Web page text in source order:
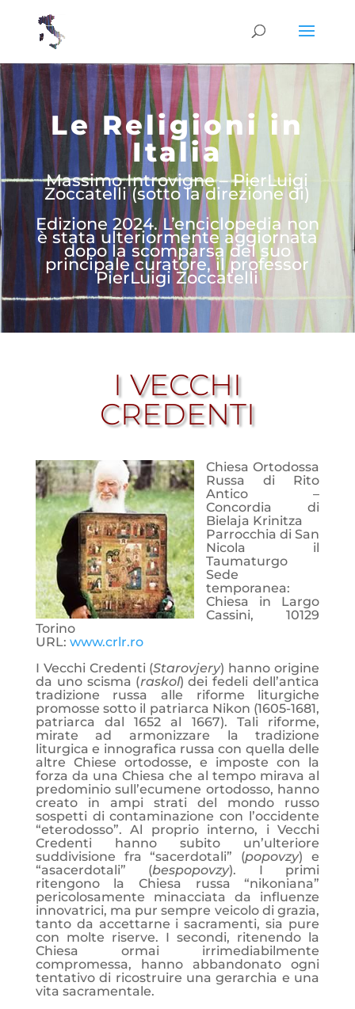
Le Religioni in
Italia
Massimo Introvigne – PierLuigi
Zoccatelli (sotto la direzione di)
Edizione 2024. L’enciclopedia non
è stata ulteriormente aggiornata
dopo la scomparsa del suo
principale curatore, il professor
PierLuigi Zoccatelli
I VECCHI
CREDENTI
Chiesa Ortodossa
Russa di Rito
Antico –
Concordia di
Bielaja Krinitza
Parrocchia di San
Nicola il
Taumaturgo
Sede
temporanea:
Chiesa in Largo
Cassini, 10129
Torino
URL: www.crlr.ro
I Vecchi Credenti (Starovjery) hanno origine
da uno scisma (raskol) dei fedeli dell’antica
tradizione russa alle riforme liturgiche
promosse sotto il patriarca Nikon (1605-1681,
patriarca dal 1652 al 1667). Tali riforme,
mirate ad armonizzare la tradizione
liturgica e innografica russa con quella delle
altre Chiese ortodosse, e imposte con la
forza da una Chiesa che al tempo mirava al
predominio sull’ecumene ortodosso, hanno
creato in ampi strati del mondo russo
sospetti di contaminazione con l’occidente
“eterodosso”. Al proprio interno, i Vecchi
Credenti hanno subito un’ulteriore
suddivisione fra “sacerdotali” (popovzy) e
“asacerdotali” (bespopovzy). I primi
ritengono la Chiesa russa “nikoniana”
pericolosamente minacciata da influenze
innovatrici, ma pur sempre veicolo di grazia,
tanto da accettarne i sacramenti, sia pure
con molte riserve. I secondi, ritenendo la
Chiesa ormai irrimediabilmente
compromessa, hanno abbandonato ogni
tentativo di ricostruire una gerarchia e una
vita sacramentale.